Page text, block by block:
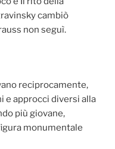
cambiò
non seguì.
reciprocamente,
e approcci diversi alla
più giovane,
monumentale